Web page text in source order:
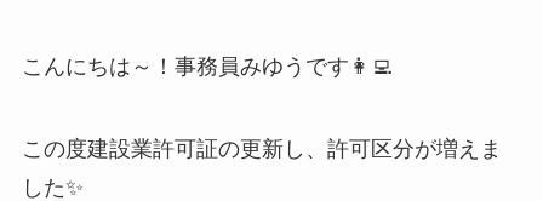
こんにちは～！事務員みゆうです👩‍💻
この度建設業許可証の更新し、許可区分が増えま
した✨